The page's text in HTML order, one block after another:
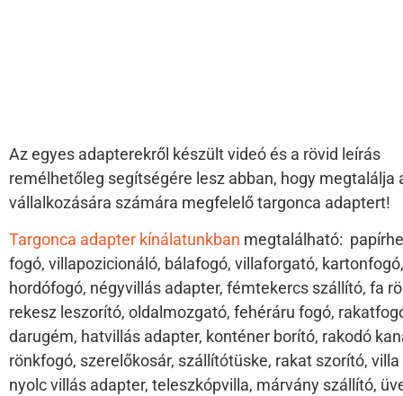
Az egyes adapterekről készült videó és a rövid leírás
remélhetőleg segítségére lesz abban, hogy megtalálja
vállalkozására számára megfelelő targonca adaptert!
Targonca adapter kínálatunkban megtalálható:
fogó, villapozicionáló, bálafogó, villaforgató, kartonfogó,
hordófogó, négyvillás adapter, fémtekercs szállító, fa
rekesz leszorító, oldalmozgató, fehéráru fogó,
darugém, hatvillás adapter, konténer borító, rakodó
rönkfogó, szerelőkosár, szállítótüske, rakat szorító,
nyolc villás adapter, teleszkópvilla, márvány szállító,